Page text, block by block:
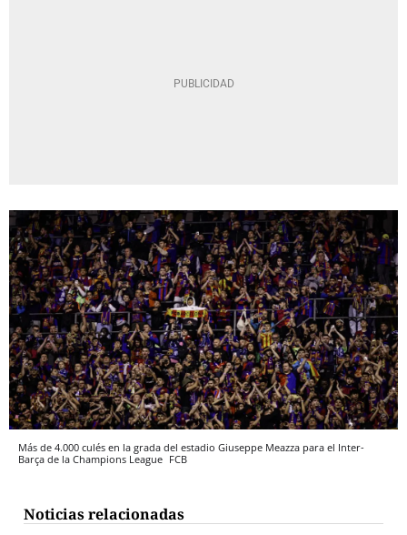
Más de 4.000 culés en la grada del estadio Giuseppe Meazza para el Inter-
Barça de la Champions League FCB
Noticias relacionadas